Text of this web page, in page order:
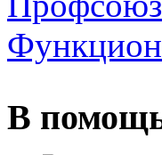
В помощь